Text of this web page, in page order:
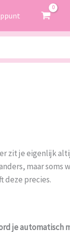
zit je eigenlijk
maar soms
deze precies.
je automatisch